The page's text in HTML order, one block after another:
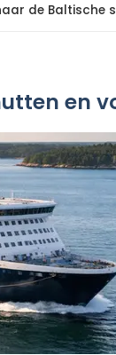
de Baltische
en